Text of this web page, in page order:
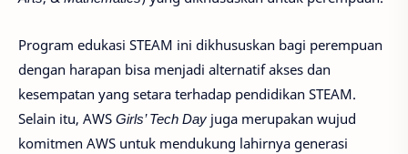
Program edukasi STEAM ini dikhususkan bagi perempuan
dengan harapan bisa menjadi alternatif akses dan
kesempatan yang setara terhadap pendidikan STEAM.
Selain itu, AWS Girls’ Tech Day juga merupakan wujud
komitmen AWS untuk mendukung lahirnya generasi